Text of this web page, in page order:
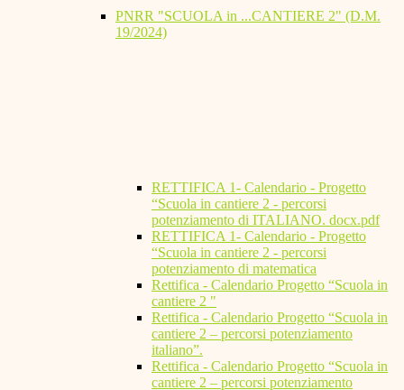
PNRR "SCUOLA in ...CANTIERE 2" (D.M.
19/2024)
RETTIFICA 1- Calendario - Progetto
“Scuola in cantiere 2 - percorsi
potenziamento di ITALIANO. docx.pdf
RETTIFICA 1- Calendario - Progetto
“Scuola in cantiere 2 - percorsi
potenziamento di matematica
Rettifica - Calendario Progetto “Scuola in
cantiere 2 "
Rettifica - Calendario Progetto “Scuola in
cantiere 2 – percorsi potenziamento
italiano”.
Rettifica - Calendario Progetto “Scuola in
cantiere 2 – percorsi potenziamento